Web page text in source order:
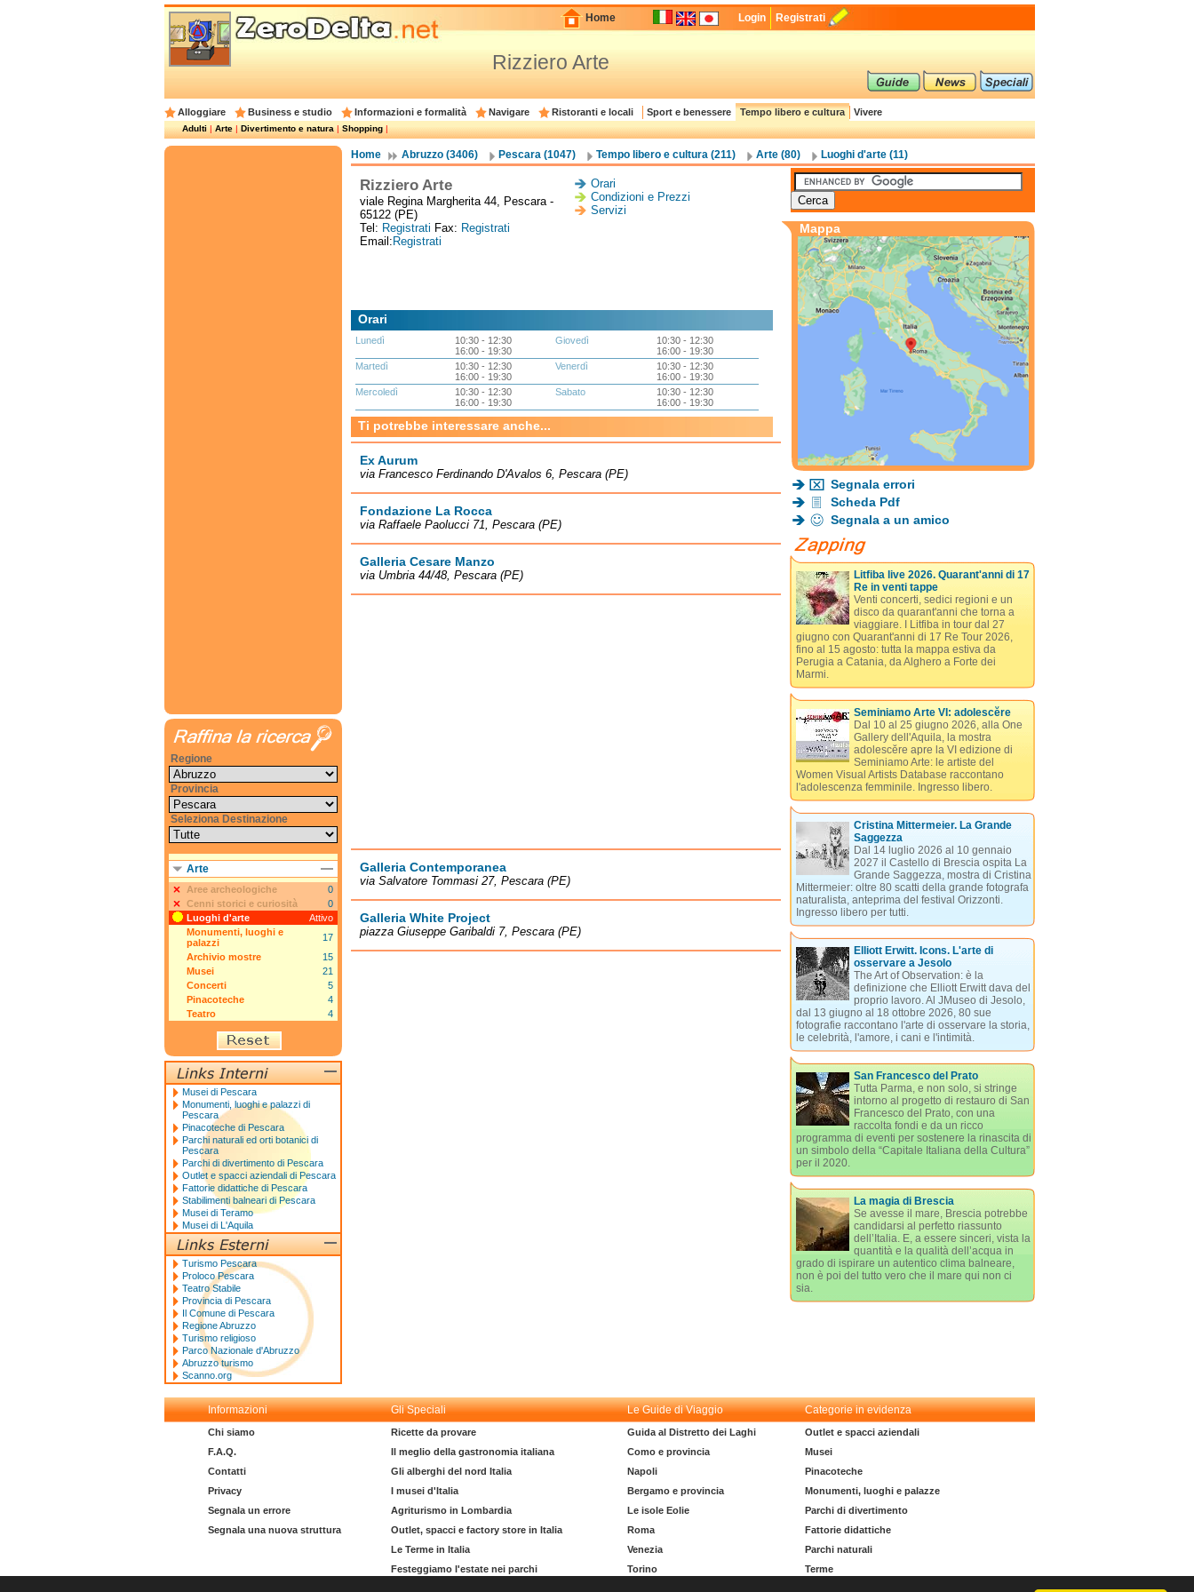
Home Login Registrati
Rizziero Arte
Alloggiare Business e studio Informazioni e formalità Navigare Ristoranti e locali Sport e benessere Tempo libero e cultura Vivere
Adulti|Arte|Divertimento e natura|Shopping|
Home Abruzzo (3406) Pescara (1047) Tempo libero e cultura (211) Arte (80) Luoghi d'arte (11)
Rizziero Arte
Orari
Condizioni e Prezzi
Servizi
viale Regina Margherita 44, Pescara -
65122 (PE)
Tel: Registrati Fax: Registrati
Email: Registrati
Orari
Lunedì
10:30 - 12:30
16:00 - 19:30
Martedì
10:30 - 12:30
16:00 - 19:30
Mercoledì
10:30 - 12:30
16:00 - 19:30
Giovedì
10:30 - 12:30
16:00 - 19:30
Venerdì
10:30 - 12:30
16:00 - 19:30
Sabato
10:30 - 12:30
16:00 - 19:30
Ti potrebbe interessare anche...
Ex Aurum
via Francesco Ferdinando D'Avalos 6, Pescara (PE)
Fondazione La Rocca
via Raffaele Paolucci 71, Pescara (PE)
Galleria Cesare Manzo
via Umbria 44/48, Pescara (PE)
Galleria Contemporanea
via Salvatore Tommasi 27, Pescara (PE)
Galleria White Project
piazza Giuseppe Garibaldi 7, Pescara (PE)
Mappa
Segnala errori
Scheda Pdf
Segnala a un amico
Litfiba live 2026. Quarant'anni di 17
Re in venti tappe
Venti concerti, sedici regioni e un
disco da quarant'anni che torna a
viaggiare. I Litfiba in tour dal 27
giugno con Quarant'anni di 17 Re Tour 2026,
fino al 15 agosto: tutta la mappa estiva da
Perugia a Catania, da Alghero a Forte dei
Marmi.
Seminiamo Arte VI: adolescĕre
Dal 10 al 25 giugno 2026, alla One
Gallery dell'Aquila, la mostra
adolescĕre apre la VI edizione di
Seminiamo Arte: le artiste del
Women Visual Artists Database raccontano
l'adolescenza femminile. Ingresso libero.
Cristina Mittermeier. La Grande
Saggezza
Dal 14 luglio 2026 al 10 gennaio
2027 il Castello di Brescia ospita La
Grande Saggezza, mostra di Cristina
Mittermeier: oltre 80 scatti della grande fotografa
naturalista, anteprima del festival Orizzonti.
Ingresso libero per tutti.
Elliott Erwitt. Icons. L'arte di
osservare a Jesolo
The Art of Observation: è la
definizione che Elliott Erwitt dava del
proprio lavoro. Al JMuseo di Jesolo,
dal 13 giugno al 18 ottobre 2026, 80 sue
fotografie raccontano l'arte di osservare la storia,
le celebrità, l'amore, i cani e l'intimità.
San Francesco del Prato
Tutta Parma, e non solo, si stringe
intorno al progetto di restauro di San
Francesco del Prato, con una
raccolta fondi e da un ricco
programma di eventi per sostenere la rinascita di
un simbolo della “Capitale Italiana della Cultura”
per il 2020.
La magia di Brescia
Se avesse il mare, Brescia potrebbe
candidarsi al perfetto riassunto
dell’Italia. E, a essere sinceri, vista la
quantità e la qualità dell’acqua in
grado di ispirare un autentico clima balneare,
non è poi del tutto vero che il mare qui non ci
sia.
Regione
Provincia
Seleziona Destinazione
Arte
Aree archeologiche
0
Cenni storici e curiosità
0
Luoghi d'arte
Attivo
Monumenti, luoghi e
palazzi
17
Archivio mostre
15
Musei
21
Concerti
5
Pinacoteche
4
Teatro
4
Musei di Pescara
Monumenti, luoghi e palazzi di
Pescara
Pinacoteche di Pescara
Parchi naturali ed orti botanici di
Pescara
Parchi di divertimento di Pescara
Outlet e spacci aziendali di Pescara
Fattorie didattiche di Pescara
Stabilimenti balneari di Pescara
Musei di Teramo
Musei di L'Aquila
Turismo Pescara
Proloco Pescara
Teatro Stabile
Provincia di Pescara
Il Comune di Pescara
Regione Abruzzo
Turismo religioso
Parco Nazionale d'Abruzzo
Abruzzo turismo
Scanno.org
Informazioni Gli Speciali Le Guide di Viaggio Categorie in evidenza
Chi siamo
F.A.Q.
Contatti
Privacy
Segnala un errore
Segnala una nuova struttura
Ricette da provare
Il meglio della gastronomia italiana
Gli alberghi del nord Italia
I musei d'Italia
Agriturismo in Lombardia
Outlet, spacci e factory store in Italia
Le Terme in Italia
Festeggiamo l'estate nei parchi
Guida al Distretto dei Laghi
Como e provincia
Napoli
Bergamo e provincia
Le isole Eolie
Roma
Venezia
Torino
Outlet e spacci aziendali
Musei
Pinacoteche
Monumenti, luoghi e palazze
Parchi di divertimento
Fattorie didattiche
Parchi naturali
Terme